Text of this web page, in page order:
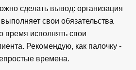
сделать вывод: организация
свои обязательства
время исполнять свои
Рекомендую, как палочку -
времена.